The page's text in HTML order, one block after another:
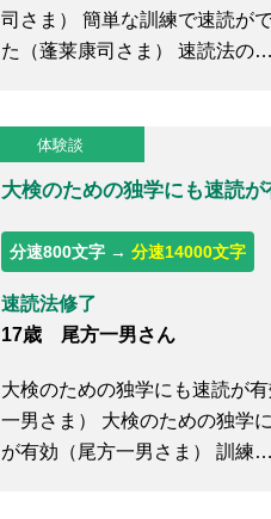
司さま） 簡単な訓練で速読が
た（蓬莱康司さま） 速読法の…
体験談
大検のための独学にも速読が
分速800文字 → 分速14000文字
速読法修了
17歳 尾方一男さん
大検のための独学にも速読が
一男さま） 大検のための独学
が有効（尾方一男さま） 訓練…